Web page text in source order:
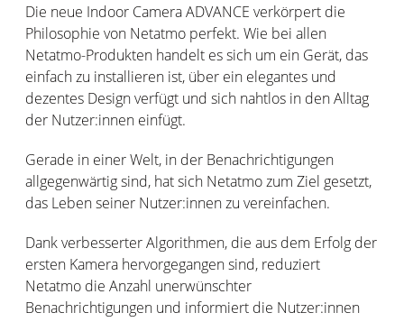
Die neue Indoor Camera ADVANCE verkörpert die
Philosophie von Netatmo perfekt. Wie bei allen
Netatmo-Produkten handelt es sich um ein Gerät, das
einfach zu installieren ist, über ein elegantes und
dezentes Design verfügt und sich nahtlos in den Alltag
der Nutzer:innen einfügt.
Gerade in einer Welt, in der Benachrichtigungen
allgegenwärtig sind, hat sich Netatmo zum Ziel gesetzt,
das Leben seiner Nutzer:innen zu vereinfachen.
Dank verbesserter Algorithmen, die aus dem Erfolg der
ersten Kamera hervorgegangen sind, reduziert
Netatmo die Anzahl unerwünschter
Benachrichtigungen und informiert die Nutzer:innen